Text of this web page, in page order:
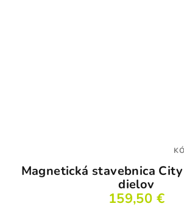
Magnetická stavebnica
dielov
159,50 €